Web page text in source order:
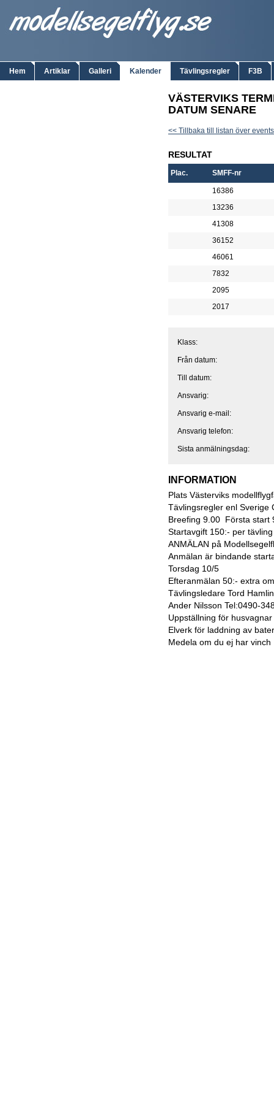
Hem Artiklar Galleri Kalender Tävlingsregler F3B
VÄSTERVIKS
DATUM SENARE
<< Tillbaka till listan över events
RESULTAT
Plac. SMFF-nr
16386
13236
41308
36152
46061
7832
2095
2017
Klass:
Från datum:
Till datum:
Ansvarig:
Ansvarig e-mail:
Ansvarig telefon:
Sista anmälningsdag:
INFORMATION
Plats Västerviks
Tävlingsregler enl Sverige
Breefing 9.00 Första start
Startavgift 150:- per
ANMÄLAN på
Anmälan är bindande
Torsdag 10/5
Efteranmälan 50:- extra
Tävlingsledare Tord
Ander Nilsson Tel:0490-
Uppställning för
Elverk för laddning av
Medela om du ej har vinch